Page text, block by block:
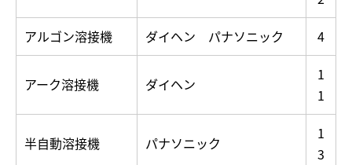
アルゴン溶接機
ダイヘン パナソニック 4
アーク溶接機 ダイヘン
1
1
半自動溶接機 パナソニック
1
3